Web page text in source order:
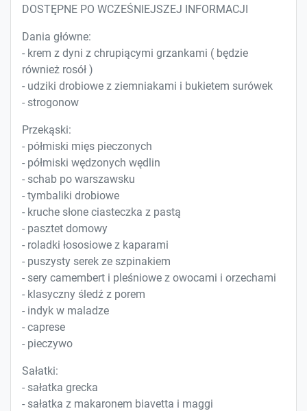
DOSTĘPNE PO WCZEŚNIEJSZEJ INFORMACJI
Dania główne:
- krem z dyni z chrupiącymi grzankami ( będzie
również rosół )
- udziki drobiowe z ziemniakami i bukietem surówek
- strogonow
Przekąski:
- półmiski mięs pieczonych
- półmiski wędzonych wędlin
- schab po warszawsku
- tymbaliki drobiowe
- kruche słone ciasteczka z pastą
- pasztet domowy
- roladki łososiowe z kaparami
- puszysty serek ze szpinakiem
- sery camembert i pleśniowe z owocami i orzechami
- klasyczny śledź z porem
- indyk w maladze
- caprese
- pieczywo
Sałatki:
- sałatka grecka
- sałatka z makaronem biavetta i maggi